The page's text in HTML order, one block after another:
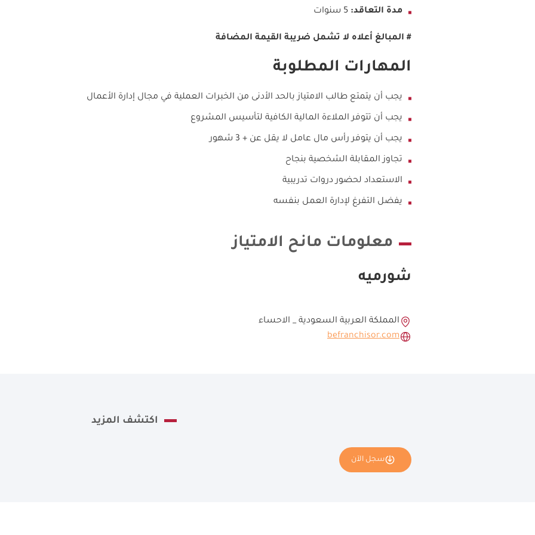
مدة التعاقد: 5 سنوات
# المبالغ أعلاه لا تشمل ضريبة القيمة المضافة
المهارات المطلوبة
يجب أن يتمتع طالب الامتياز بالحد الأدنى من الخبرات العملية في مجال إدارة الأعمال
يجب أن تتوفر الملاءة المالية الكافية لتأسيس المشروع
يجب أن يتوفر رأس مال عامل لا يقل عن + 3 شهور
تجاوز المقابلة الشخصية بنجاح
الاستعداد لحضور دروات تدريبية
يفضل التفرغ لإدارة العمل بنفسه
معلومات مانح الامتياز
شورميه
المملكة العربية السعودية _ الاحساء
befranchisor.com
اكتشف المزيد
سجل الآن